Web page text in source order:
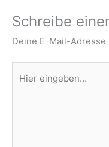
Schreibe
Deine E-Mail-
eingeben…